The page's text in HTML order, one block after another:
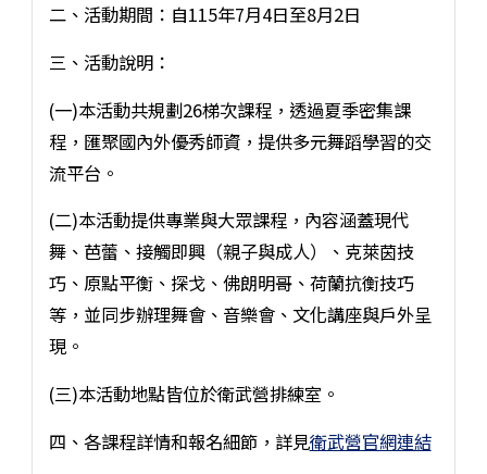
二、活動期間：自115年7月4日至8月2日
三、活動說明：
(一)本活動共規劃26梯次課程，透過夏季密集課
程，匯聚國內外優秀師資，提供多元舞蹈學習的交
流平台。
(二)本活動提供專業與大眾課程，內容涵蓋現代
舞、芭蕾、接觸即興（親子與成人）、克萊茵技
巧、原點平衡、探戈、佛朗明哥、荷蘭抗衡技巧
等，並同步辦理舞會、音樂會、文化講座與戶外呈
現。
(三)本活動地點皆位於衛武營排練室。
四、各課程詳情和報名細節，詳見衛武營官網連結